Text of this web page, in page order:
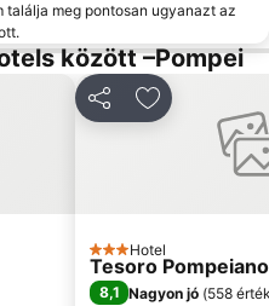
Borgo di Albori
Marina del Cantone
Edenlandia
Chiesa di Sant'Ilario a Port'Aurea
Orto botanico
Lungomare Trieste
találja meg pontosan ugyanazt az
között –Pompei
MegosztásHozzáadás
3 Kategória
Hotel
Tesoro Pompeiano
8,1 Nagyon jó (558